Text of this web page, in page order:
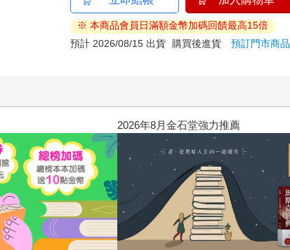
※ 本商品會員日滿額金幣加碼回饋最高15倍
預計 2026/08/15 出貨
購買後進貨預訂門市商品
2026年8月金石堂強力推薦